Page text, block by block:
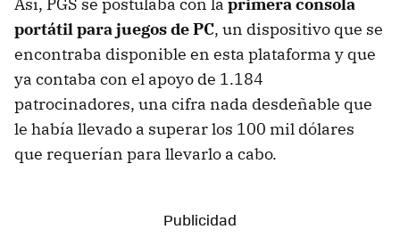
portátil para juegos de PC, un dispositivo que se
encontraba disponible en esta plataforma y que
ya contaba con el apoyo de 1.184
patrocinadores, una cifra nada desdeñable que
le había llevado a superar los 100 mil dólares
que requerían para llevarlo a cabo.